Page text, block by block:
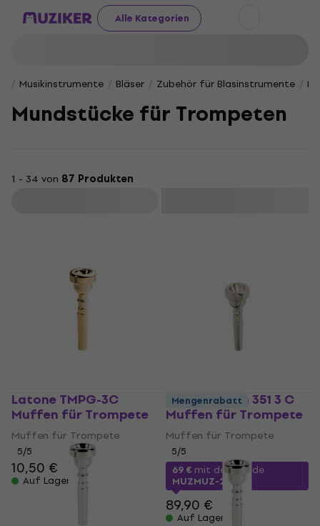
Alle Kategorien
Musikinstrumente Bläser Zubehör für Blasinstrumente
Mundstücke für Trompeten
1 - 34 von 87 Produkten
Latone TMPG-3C
Muffen für Trompete
Muffen für Trompete
5/5
10,50 €
Auf Lager
Vincent Bach 351 3 C
Muffen für Trompete
Muffen für Trompete
5/5
69 € mit dem Code
MUZMUZ-20
89,90 €
Auf Lager
Mengenrabatt